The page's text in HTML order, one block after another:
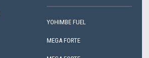
YOHIMBE FUEL
MEGA FORTE